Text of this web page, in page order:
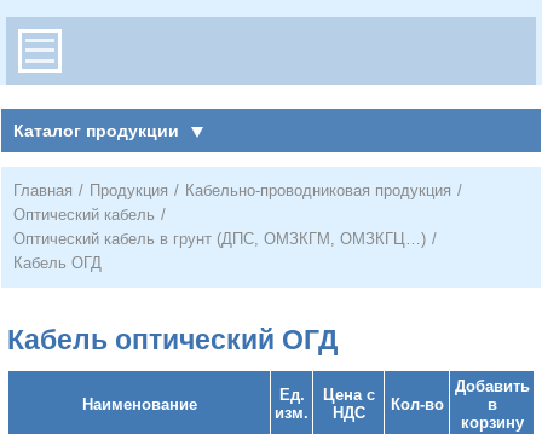
Каталог продукции
Главная / Продукция / Кабельно-проводниковая продукция /
Оптический кабель /
Оптический кабель в грунт (ДПС, ОМЗКГМ, ОМЗКГЦ…) /
Кабель ОГД
Кабель оптический ОГД
Наименование
Ед.
изм.
Цена с
НДС
Кол-во
Добавить
в
корзину